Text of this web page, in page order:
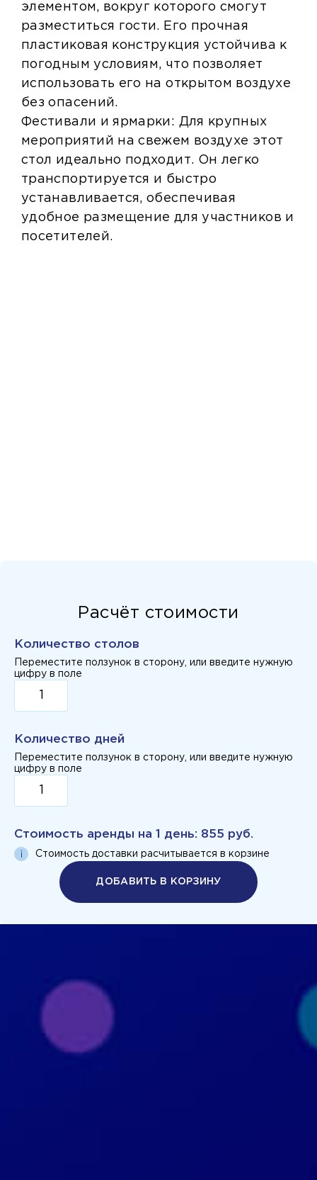
элементом, вокруг которого смогут
разместиться гости. Его прочная
пластиковая конструкция устойчива к
погодным условиям, что позволяет
использовать его на открытом воздухе
без опасений.
Фестивали и ярмарки: Для крупных
мероприятий на свежем воздухе этот
стол идеально подходит. Он легко
транспортируется и быстро
устанавливается, обеспечивая
удобное размещение для участников и
посетителей.
Расчёт стоимости
Количество столов
Переместите ползунок в сторону, или введите нужную
цифру в поле
Количество дней
Переместите ползунок в сторону, или введите нужную
цифру в поле
Стоимость аренды на 1 день: 855 руб.
Стоимость доставки расчитывается в корзине
ДОБАВИТЬ В КОРЗИНУ